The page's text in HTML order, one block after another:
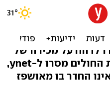
-
לדווח על מכירה של
התמונה, אך מקורות בבית החולים מסרו ל-ynet,
החדר בו מאושפז